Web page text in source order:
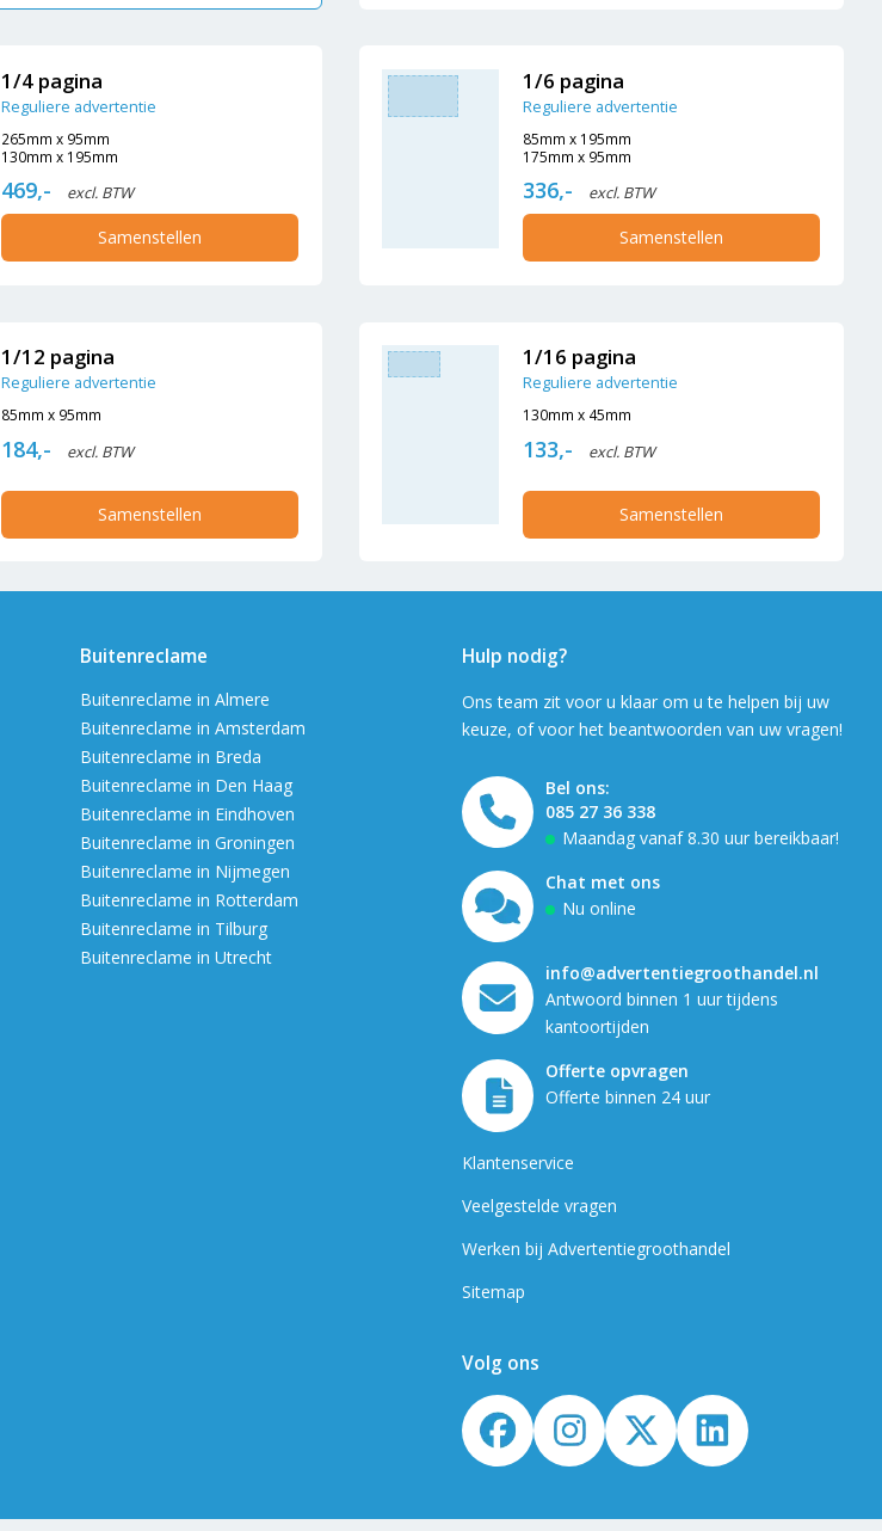
1/4 pagina
Reguliere advertentie
265mm x 95mm
130mm x 195mm
469,- excl. BTW
Samenstellen
1/6 pagina
Reguliere advertentie
85mm x 195mm
175mm x 95mm
336,- excl. BTW
Samenstellen
1/12 pagina
Reguliere advertentie
85mm x 95mm
184,- excl. BTW
Samenstellen
1/16 pagina
Reguliere advertentie
130mm x 45mm
133,- excl. BTW
Samenstellen
Buitenreclame
Buitenreclame in Almere
Buitenreclame in Amsterdam
Buitenreclame in Breda
Buitenreclame in Den Haag
Buitenreclame in Eindhoven
Buitenreclame in Groningen
Buitenreclame in Nijmegen
Buitenreclame in Rotterdam
Buitenreclame in Tilburg
Buitenreclame in Utrecht
Hulp nodig?
Ons team zit voor u klaar om u te helpen bij uw
keuze, of voor het beantwoorden van uw vragen!
Bel ons:
085 27 36 338
Maandag vanaf 8.30 uur bereikbaar!
Chat met ons
Nu online
info@advertentiegroothandel.nl
Antwoord binnen 1 uur tijdens
kantoortijden
Offerte opvragen
Offerte binnen 24 uur
Klantenservice
Veelgestelde vragen
Werken bij Advertentiegroothandel
Sitemap
Volg ons